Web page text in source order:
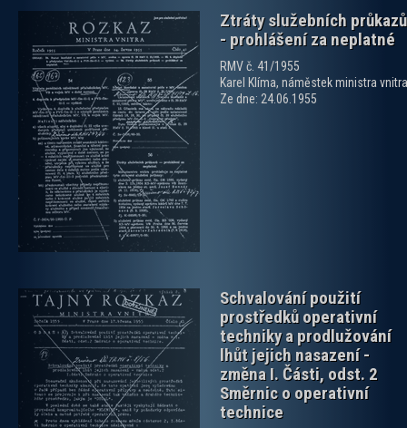
Ztráty služebních průkazů
- prohlášení za neplatné
RMV č. 41/1955
Karel Klíma, náměstek ministra vnitra
Ze dne: 24.06.1955
Schvalování použití
prostředků operativní
techniky a prodlužování
lhůt jejich nasazení -
změna I. Části, odst. 2
Směrnic o operativní
technice
zobrazit PDF dokument
zobrazit PDF dokument